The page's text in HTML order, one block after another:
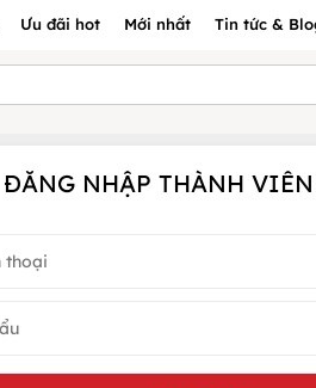
Ưu đãi hot Mới nhất Tin tức &
ĐĂNG NHẬP THÀNH VIÊN